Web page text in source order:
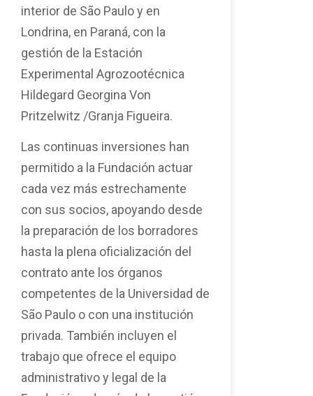
interior de São Paulo y en
Londrina, en Paraná, con la
gestión de la Estación
Experimental Agrozootécnica
Hildegard Georgina Von
Pritzelwitz /Granja Figueira.
Las continuas inversiones han
permitido a la Fundación actuar
cada vez más estrechamente
con sus socios, apoyando desde
la preparación de los borradores
hasta la plena oficialización del
contrato ante los órganos
competentes de la Universidad de
São Paulo o con una institución
privada. También incluyen el
trabajo que ofrece el equipo
administrativo y legal de la